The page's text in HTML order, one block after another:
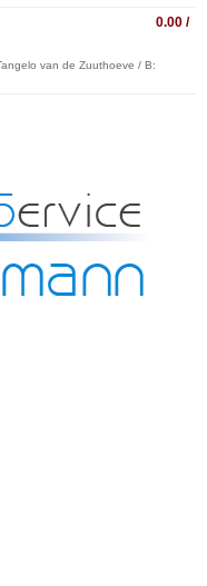
0.00 /
van de Zuuthoeve / B: